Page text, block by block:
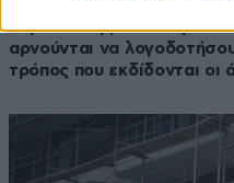
Μητσοτάκης: Όσοι
αρνούνται να
τρόπος που εκδίδονται οι